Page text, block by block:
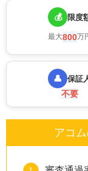
💰 限度
最大800万
👤 保証
不要
アコ